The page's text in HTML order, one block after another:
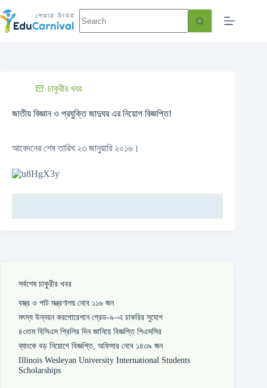
চাকুরীর খবর
জাতীয় বিজ্ঞান ও প্রযুক্তি জাদুঘর এর নিয়োগ বিজ্ঞপ্তি!
আবেদনের শেষ তারিখ ২৩ জানুয়ারি ২০১৬।
সর্বশেষ চাকুরীর খবর
বস্ত্র ও পাট মন্ত্রণালয় নেবে ১১৬ জন
মৎস্য উন্নয়ন করপোরেশনে গ্রেড-৯–এ চাকরির সুযোগ
৪৩তম বিসিএস প্রিলির দিন জানিয়ে বিজ্ঞপ্তি পিএসসির
ব্যাংকে বড় নিয়োগে বিজ্ঞপ্তি, অফিসার নেবে ১৪৩৯ জন
Illinois Wesleyan University International Students
Scholarships